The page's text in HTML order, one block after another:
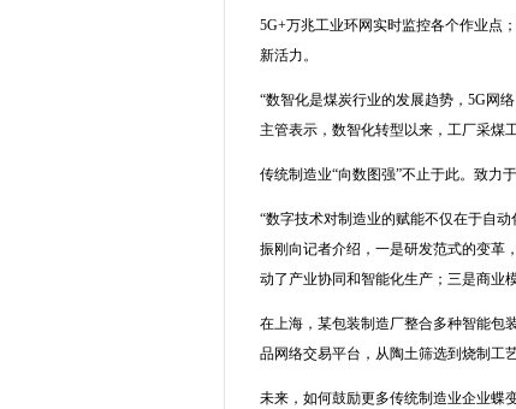
5G+万兆工业环网实时监控各个作业点
新活力。
“数智化是煤炭行业的发展趋势，5G网
主管表示，数智化转型以来，工厂采煤
传统制造业“向数图强”不止于此。致力
“数字技术对制造业的赋能不仅在于自
振刚向记者介绍，一是研发范式的变革
动了产业协同和智能化生产；三是商业
在上海，某包装制造厂整合多种智能包
品网络交易平台，从陶土筛选到烧制工
未来，如何鼓励更多传统制造业企业蝶